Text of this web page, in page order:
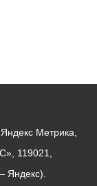
Метрика,
119021,
Яндекс).